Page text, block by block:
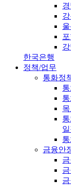
한국은행
정책/업무
통화정
금융안